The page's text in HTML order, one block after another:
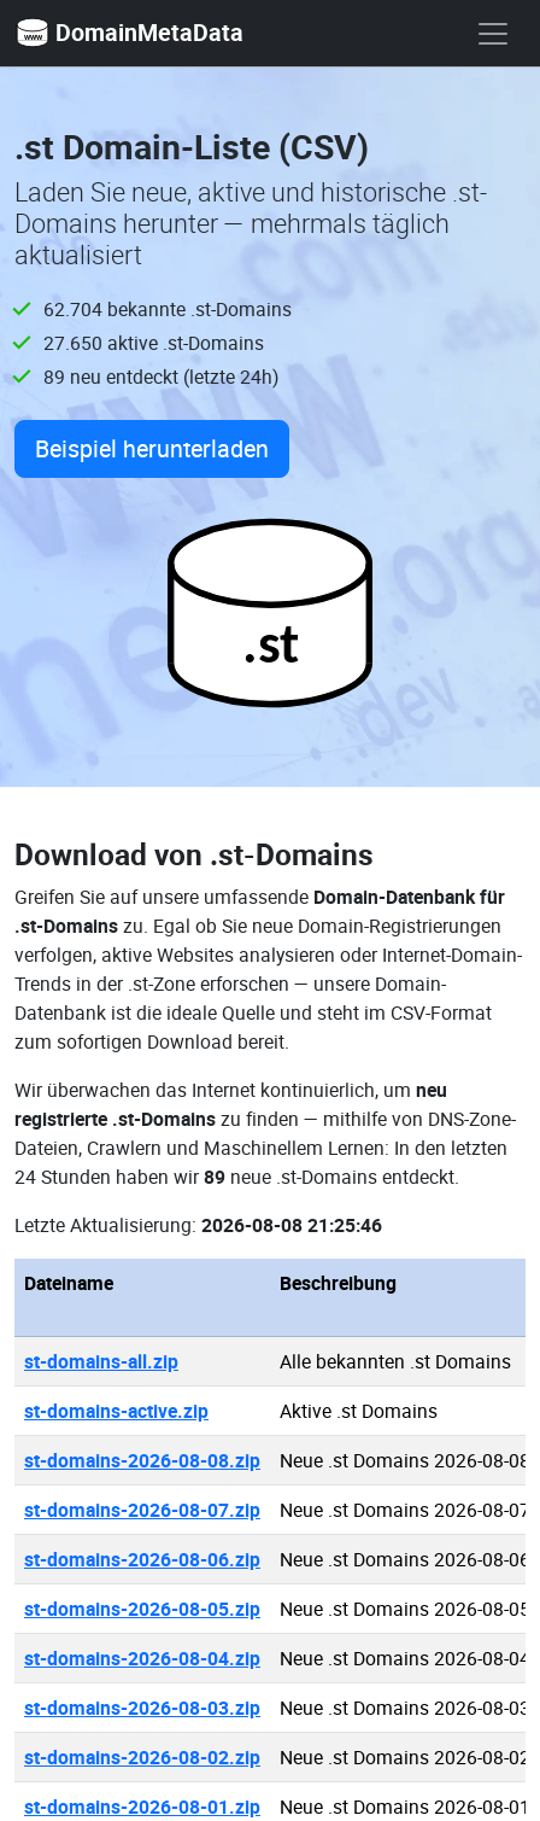
DomainMetaData
.st Domain-Liste (CSV)
Laden Sie neue, aktive und historische .st-
Domains herunter — mehrmals täglich
aktualisiert
62.704 bekannte .st-Domains
27.650 aktive .st-Domains
89 neu entdeckt (letzte 24h)
Beispiel herunterladen
.st
Download von .st-Domains
Greifen Sie auf unsere umfassende Domain-Datenbank für
.st-Domainszu. Egal ob Sie neue Domain-Registrierungen
verfolgen, aktive Websites analysieren oder Internet-Domain-
Trends in der .st-Zone erforschen — unsere Domain-
Datenbank ist die ideale Quelle und steht im CSV-Format
zum sofortigen Download bereit.
Wir überwachen das Internet kontinuierlich, um neu
registrierte .st-Domainszu finden — mithilfe von DNS-Zone-
Dateien, Crawlern und Maschinellem Lernen: In den letzten
24 Stunden haben wir89 neue .st-Domains entdeckt.
Letzte Aktualisierung: 2026-08-08 21:25:46
Dateiname Beschreibung
st-domains-all.zip
Alle bekannten .st Domains
st-domains-active.zip
Aktive .st Domains
st-domains-2026-08-08.zip
Neue .st Domains 2026-08-08
st-domains-2026-08-07.zip
Neue .st Domains 2026-08-07
st-domains-2026-08-06.zip
Neue .st Domains 2026-08-06
st-domains-2026-08-05.zip
Neue .st Domains 2026-08-05
st-domains-2026-08-04.zip
Neue .st Domains 2026-08-04
st-domains-2026-08-03.zip
Neue .st Domains 2026-08-03
st-domains-2026-08-02.zip
Neue .st Domains 2026-08-02
st-domains-2026-08-01.zip
Neue .st Domains 2026-08-01